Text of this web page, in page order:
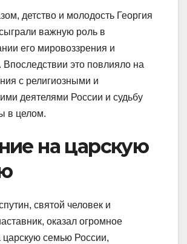
детство и молодость Георгия
важную роль в
его мировоззрения и
это повлияло на
с религиозными и
деятелями России и судьбу
в целом.
на царскую
святой человек и
оказал огромное
царскую семью России,